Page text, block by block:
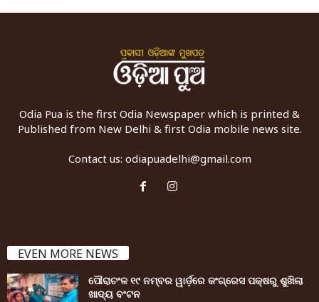
Odia Pua is the first Odia Newspaper which is printed &
Published from New Delhi & first Odia mobile news site.
Contact us: odiapuadelhi@gmail.com
EVEN MORE NEWS
ପୌରାଚଂଳ ୧୯ ନମ୍ବର ୱାର୍ଡ଼ରେ କଂଗ୍ରେସ ପକ୍ଷରୁ ଶୁଖିଲା
ଖାଦ୍ୟ ବଂଟନ